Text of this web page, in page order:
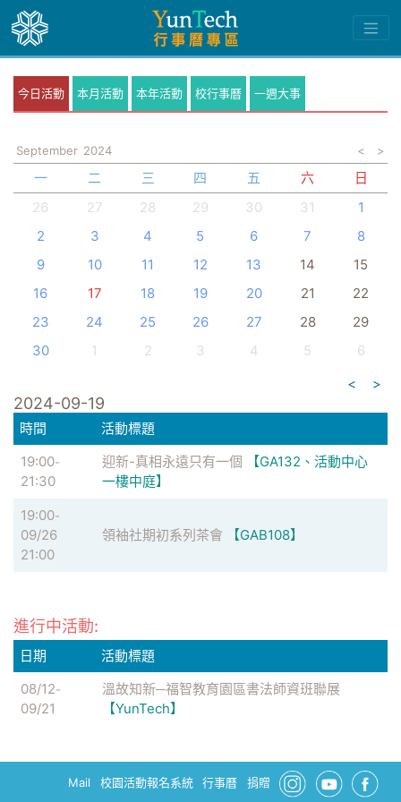
今日活動 本月活動 本年活動 校行事曆 一週大事
September 2024 < >
一 二 三 四 五 六
日
26
27 28 29 30 31
1
2
3 4 5 6 7
8
9
10 11 12 13 14
15
16
17 18 19 20 21
22
23
24 25 26 27 28
29
30
1 2 3 4 5
6
<
>
2024-09-19
時間
活動標題
19:00-
21:30
迎新-真相永遠只有一個
【GA132、活動中心
一樓中庭】
19:00-
09/26
21:00
領袖社期初系列茶會 【GAB108】
進行中活動:
日期
活動標題
08/12-
09/21
溫故知新─福智教育園區書法師資班聯展
【YunTech】
Mail 校園活動報名系統 行事曆 捐贈